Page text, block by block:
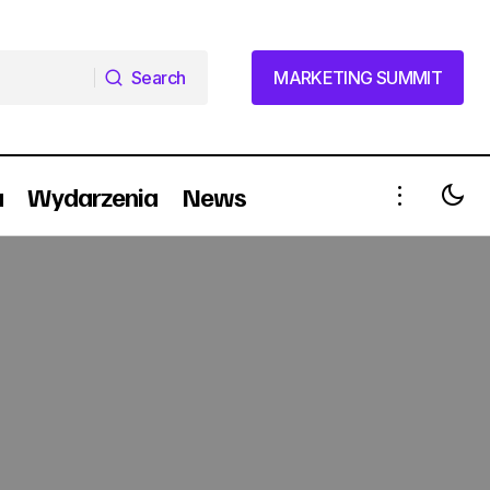
Search
MARKETING SUMMIT
MARKETING SUMMIT
Wydarzenia News